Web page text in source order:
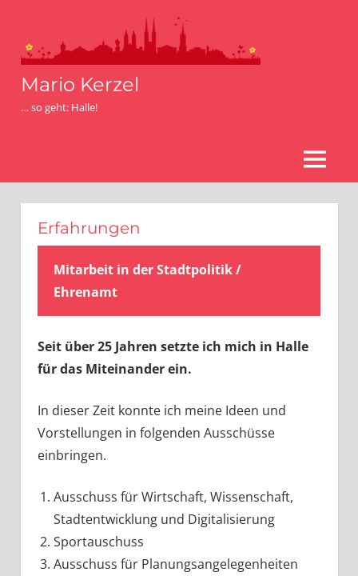
springen
Mario Kerzel
… so geht: Halle!
MENÜ
Erfahrungen
Mitarbeit in der Stadtpolitik /
Ehrenamt
Seit über 25 Jahren setzte ich mich in Halle
für das Miteinander ein.
In dieser Zeit konnte ich meine Ideen und
Vorstellungen in folgenden Ausschüsse
einbringen.
Ausschuss für Wirtschaft, Wissenschaft,
Stadtentwicklung und Digitalisierung
Sportauschuss
Ausschuss für Planungsangelegenheiten